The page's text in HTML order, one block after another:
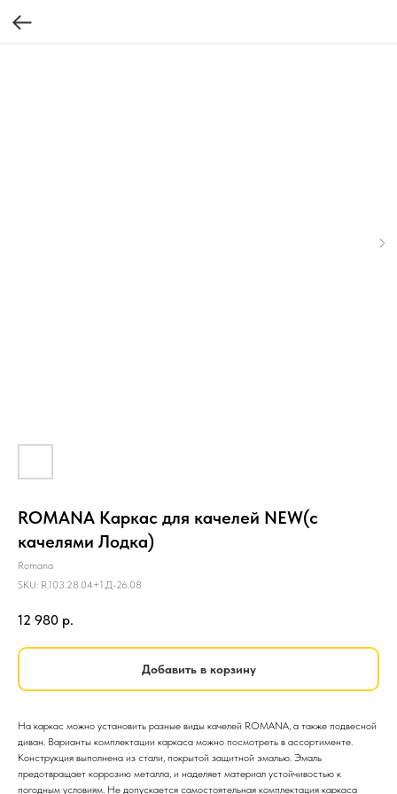
ROMANA Каркас для качелей NEW(с
качелями Лодка)
Romana
SKU: R.103.28.04+1.Д-26.08
12 980 р.
Добавить в корзину
На каркас можно установить разные виды качелей ROMANA, а также подвесной
диван. Варианты комплектации каркаса можно посмотреть в ассортименте.
Конструкция выполнена из стали, покрытой защитной эмалью. Эмаль
предотвращает коррозию металла, и наделяет материал устойчивостью к
погодным условиям. Не допускается самостоятельная комплектация каркаса